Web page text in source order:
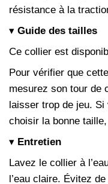
résistance à la
▾ Guide des tailles
Ce collier est
Pour vérifier que
mesurez son tour de
laisser trop de jeu. Si
choisir la bonne
▾ Entretien
Lavez le collier à
l’eau claire. Évitez